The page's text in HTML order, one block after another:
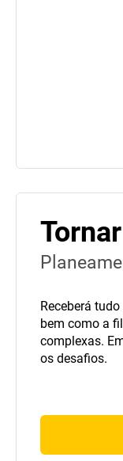
Receberá
bem como a
complexas.
os desafios.